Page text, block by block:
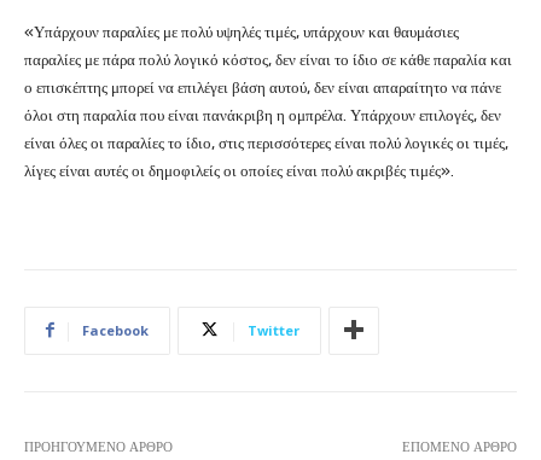
«Υπάρχουν παραλίες με πολύ υψηλές τιμές, υπάρχουν και θαυμάσιες
παραλίες με πάρα πολύ λογικό κόστος, δεν είναι το ίδιο σε κάθε παραλία και
ο επισκέπτης μπορεί να επιλέγει βάση αυτού, δεν είναι απαραίτητο να πάνε
όλοι στη παραλία που είναι πανάκριβη η ομπρέλα. Υπάρχουν επιλογές, δεν
είναι όλες οι παραλίες το ίδιο, στις περισσότερες είναι πολύ λογικές οι τιμές,
λίγες είναι αυτές οι δημοφιλείς οι οποίες είναι πολύ ακριβές τιμές».
Facebook Twitter
ΠΡΟΗΓΟΎΜΕΝΟ ΆΡΘΡΟ ΕΠΌΜΕΝΟ ΆΡΘΡΟ